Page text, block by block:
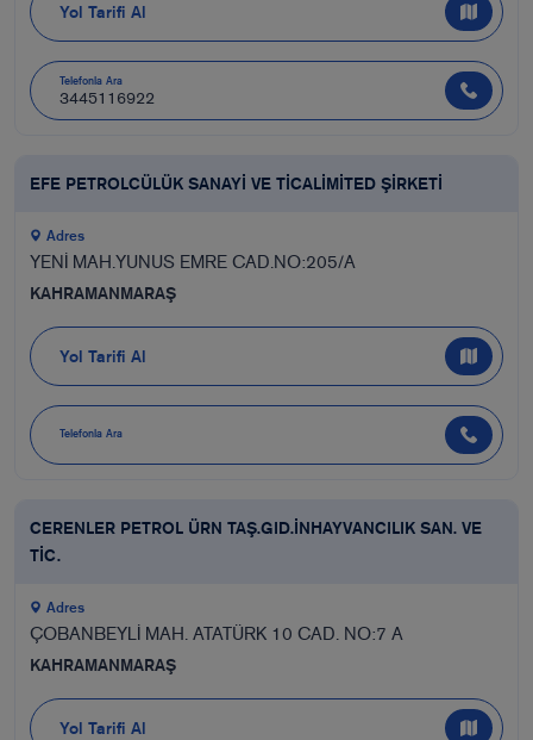
Yol Tarifi Al
Telefonla Ara
3445116922
EFE PETROLCÜLÜK SANAYİ VE TİCALİMİTED ŞİRKETİ
Adres
YENİ MAH.YUNUS EMRE CAD.NO:205/A
KAHRAMANMARAŞ
Yol Tarifi Al
Telefonla Ara
CERENLER PETROL ÜRN TAŞ.GID.İNHAYVANCILIK SAN. VE
TİC.
Adres
ÇOBANBEYLİ MAH. ATATÜRK 10 CAD. NO:7 A
KAHRAMANMARAŞ
Yol Tarifi Al